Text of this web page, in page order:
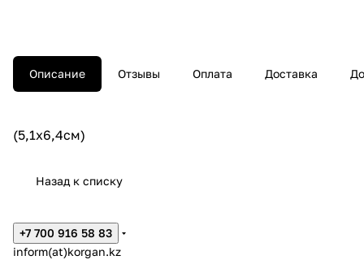
Описание Отзывы Оплата Доставка
(5,1x6,4см)
Назад к списку
+7 700 916 58 83
inform(at)korgan.kz